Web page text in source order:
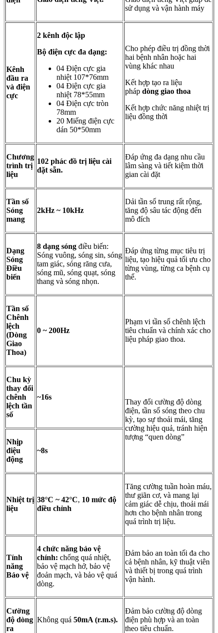
sử dụng và vận hành máy
Kênh
đầu ra
và điện
cực
2 kênh độc lập
Bộ điện cực đa dạng:
04 Điện cực gia
nhiệt 107*76mm
04 Điện cực gia
nhiệt 78*55mm
04 Điện cực tròn
78mm
20 Miếng điện cực
dán 50*50mm
Cho phép điều trị đồng thời
hai bệnh nhân hoặc hai
vùng khác nhau
Kết hợp tạo ra liệu
pháp dòng giao thoa
Kết hợp chức năng nhiệt trị
liệu đồng thời
Chương
trình trị
liệu
102 phác đồ trị liệu cài
đặt sẵn.
Đáp ứng đa dạng nhu cầu
lâm sàng và tiết kiệm thời
gian cài đặt
Tần số
Sóng
mang
2kHz ~ 10kHz
Dải tần số trung rất rộng,
tăng độ sâu tác động đến
mô đích
Dạng
Sóng
Điều
biến
8 dạng sóng điều biến:
Sóng vuông, sóng sin, sóng
tam giác, sóng răng cưa,
sóng mũ, sóng quạt, sóng
thang và sóng nhọn.
Đáp ứng từng mục tiêu trị
liệu, tạo hiệu quả tối ưu cho
từng vùng, từng ca bệnh cụ
thể.
Tần số
Chênh
lệch
(Dòng
Giao
Thoa)
0 ~ 200Hz
Phạm vi tần số chênh lệch
tiêu chuẩn và chính xác cho
liệu pháp giao thoa.
Chu kỳ
thay đổi
chênh
lệch tần
số
~16s
Thay đổi cường độ dòng
điện, tần số sóng theo chu
kỳ, tạo sự thoải mái, tăng
cường hiệu quả, tránh hiện
tượng “quen dòng”
Nhịp
điệu
động
~8s
Nhiệt trị
liệu
38°C ~ 42°C, 10 mức độ
điều chỉnh
Tăng cường tuần hoàn máu,
thư giãn cơ, và mang lại
cảm giác dễ chịu, thoải mái
hơn cho bệnh nhân trong
quá trình trị liệu.
Tính
năng
Bảo vệ
4 chức năng bảo vệ
chính: chống quá nhiệt,
bảo vệ mạch hở, bảo vệ
đoản mạch, và bảo vệ quá
dòng.
Đảm bảo an toàn tối đa cho
cả bệnh nhân, kỹ thuật viên
và thiết bị trong quá trình
vận hành.
Cường
độ dòng
ra
Không quá 50mA (r.m.s).
Đảm bảo cường độ dòng
điện phù hợp và an toàn
theo tiêu chuẩn.